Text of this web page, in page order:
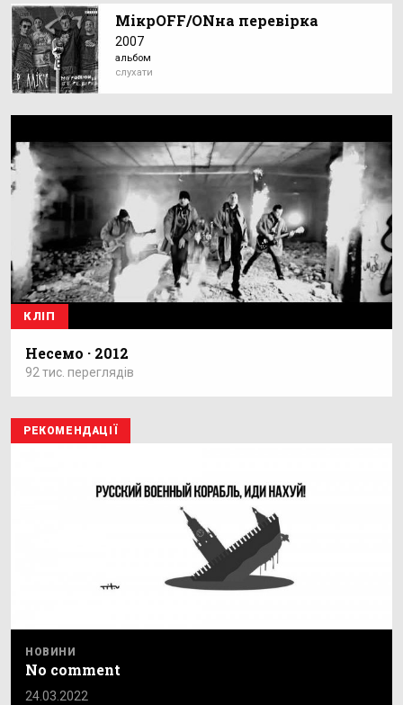
МікрOFF/ONна перевірка
2007
альбом
слухати
КЛІП
Несемо · 2012
92 тис. переглядів
РЕКОМЕНДАЦІЇ
НОВИНИ
No comment
24.03.2022